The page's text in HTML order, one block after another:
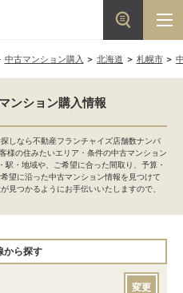
中古マンション購入 北海道 札幌市
ンション購入情報
しなら不動産フランチャイズ店舗数ナンバ
様の住みたいエリア・条件の中古マンション
・地域や、ご希望に合った間取り、予算・
望に沿った中古マンション情報を見つけて
見つかるようにお手伝いいたしますので、
から探す
変更